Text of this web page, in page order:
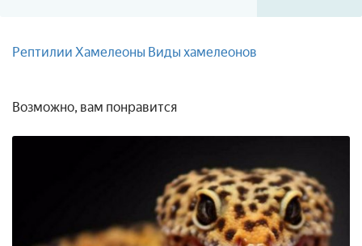
Рептилии Хамелеоны Виды хамелеонов
Возможно, вам понравится